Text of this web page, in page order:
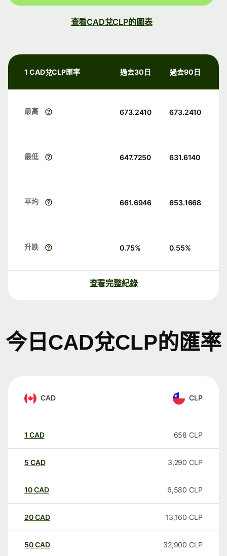
查看CAD兌CLP的圖表
1 CAD兌CLP匯率 過去30日 過去90日
最高 673.2410 673.2410
最低 647.7250 631.6140
平均 661.6946 653.1668
升跌 0.75% 0.55%
查看完整紀錄
今日CAD兌CLP的匯率
CAD CLP
1 CAD 658 CLP
5 CAD 3,290 CLP
10CAD 6,580 CLP
20CAD 13,160 CLP
50CAD 32,900 CLP